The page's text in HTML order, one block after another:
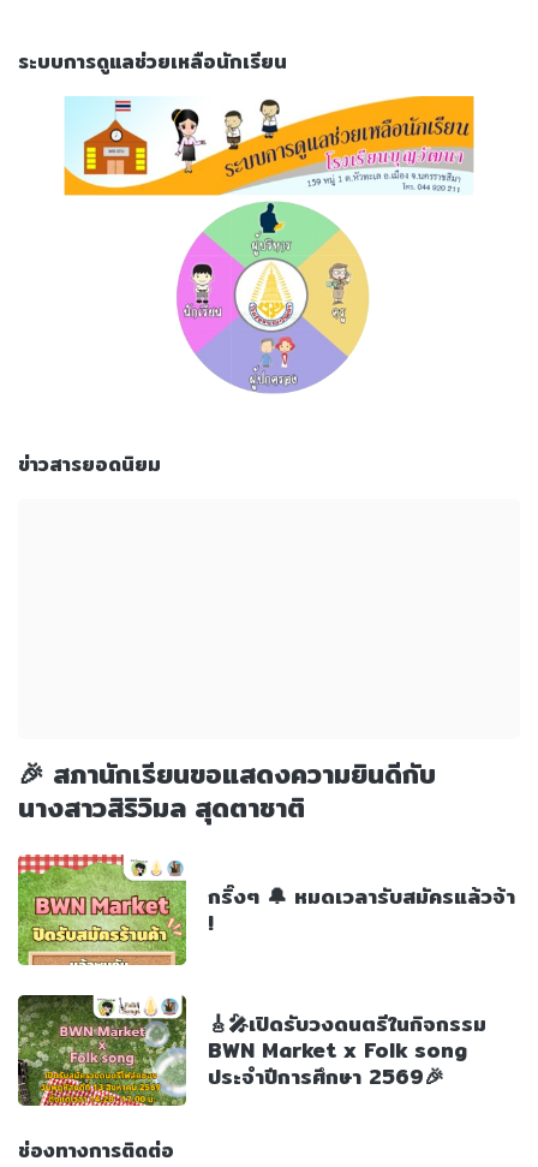
ระบบการดูแลช่วยเหลือนักเรียน
ข่าวสารยอดนิยม
🎉 สภานักเรียนขอแสดงความยินดีกับ
นางสาวสิริวิมล สุดตาชาติ
กริ๊งๆ 🔔 หมดเวลารับสมัครแล้วจ้า
!
🎸🎤เปิดรับวงดนตรีในกิจกรรม
BWN Market x Folk song
ประจำปีการศึกษา 2569🎉
ช่องทางการติดต่อ